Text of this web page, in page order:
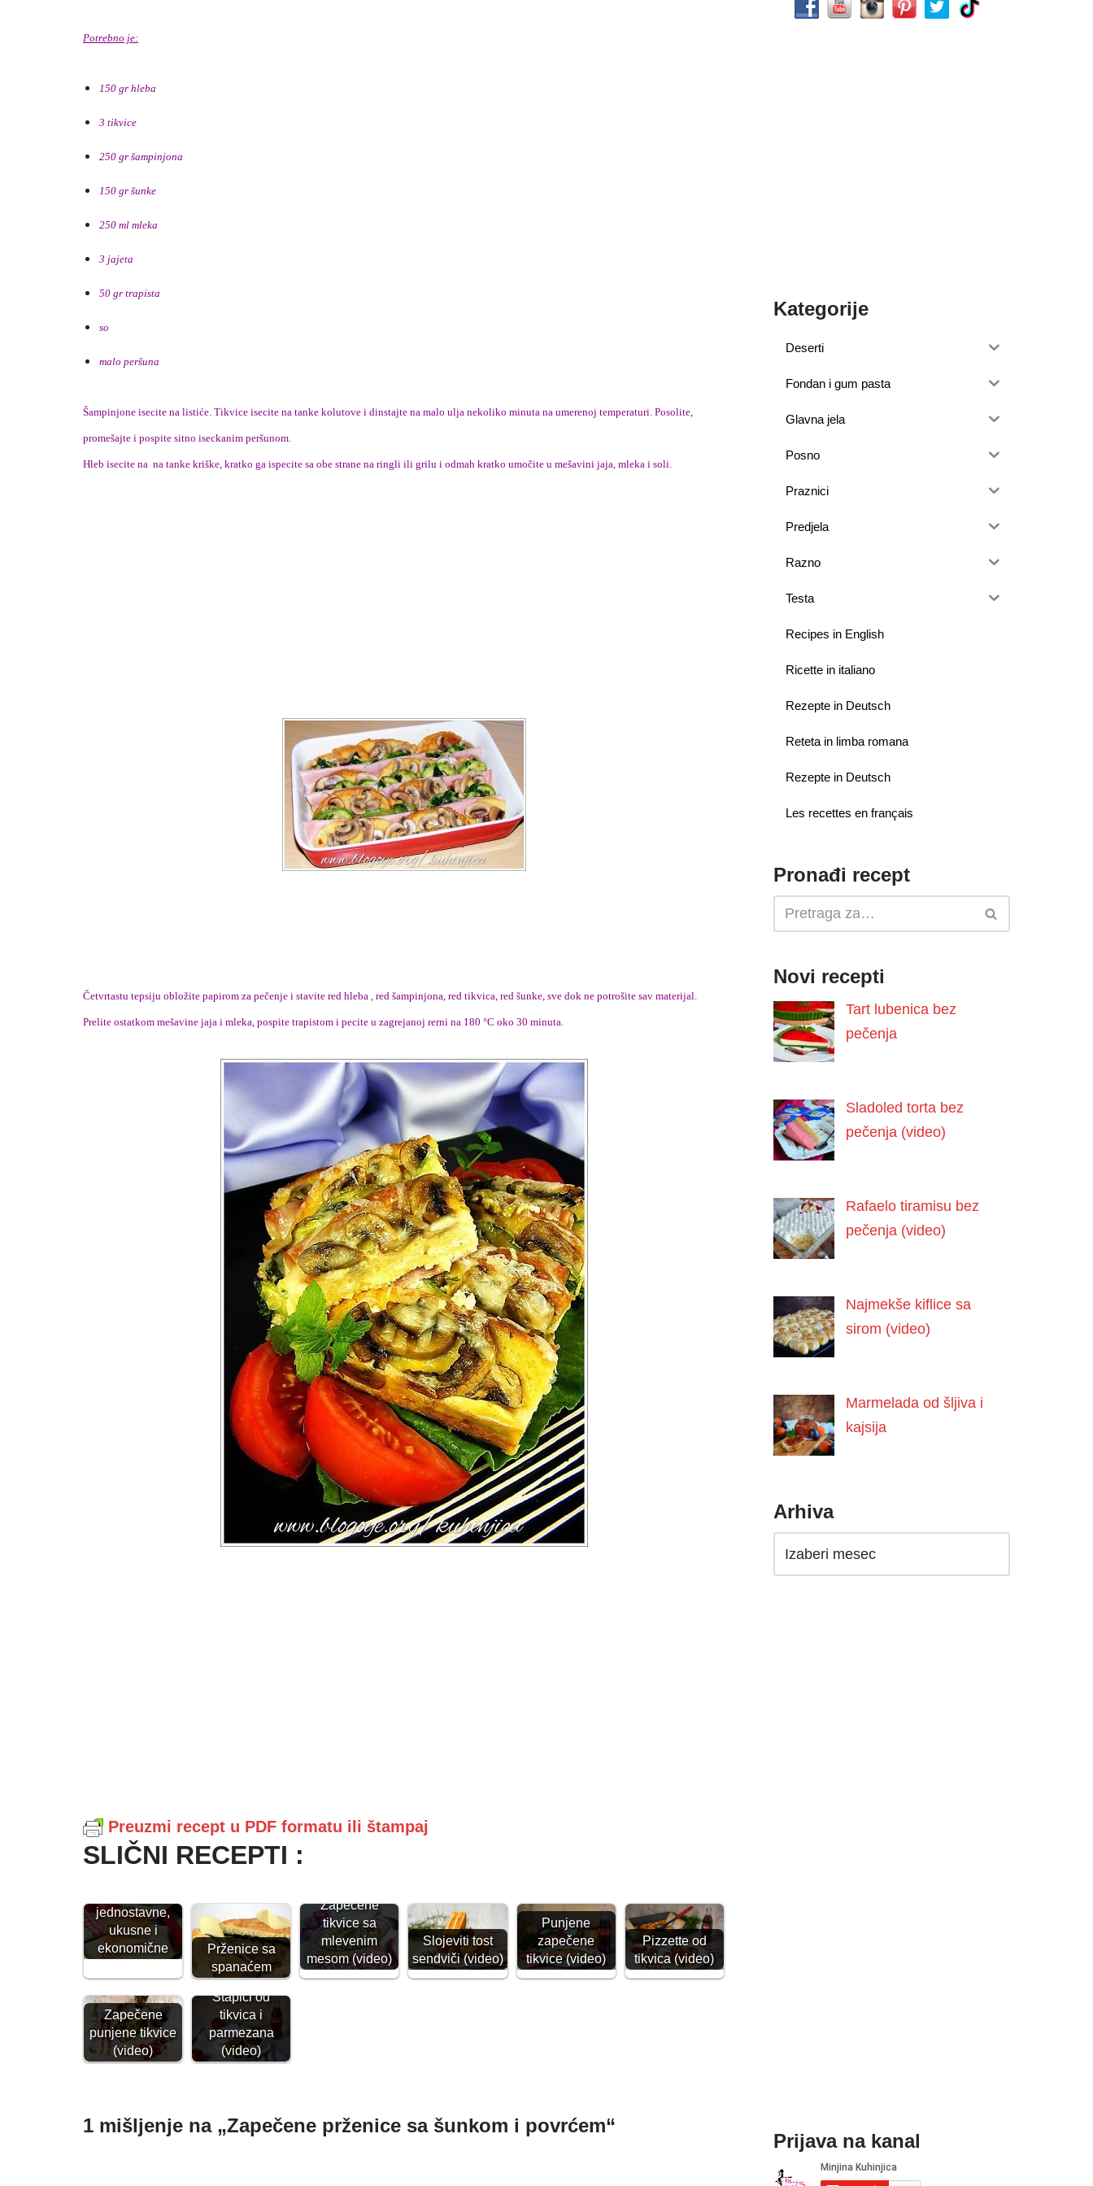
Potrebno je:
150 gr hleba
3 tikvice
250 gr šampinjona
150 gr šunke
250 ml mleka
3 jajeta
50 gr trapista
so
malo peršuna
Šampinjone isecite na listiće. Tikvice isecite na tanke kolutove i dinstajte na malo ulja nekoliko minuta na umerenoj temperaturi. Posolite,
promešajte i pospite sitno iseckanim peršunom.
Hleb isecite na na tanke kriške, kratko ga ispecite sa obe strane na ringli ili grilu i odmah kratko umočite u mešavini jaja, mleka i soli.
Četvrtastu tepsiju obložite papirom za pečenje i stavite red hleba , red šampinjona, red tikvica, red šunke, sve dok ne potrošite sav materijal.
Prelite ostatkom mešavine jaja i mleka, pospite trapistom i pecite u zagrejanoj rerni na 180 °C oko 30 minuta.
Preuzmi recept u PDF formatu ili štampaj
SLIČNI RECEPTI :
jednostavne,
ukusne i
ekonomične
Prženice sa
spanaćem
Zapečene
tikvice sa
mlevenim
mesom (video)
Slojeviti tost
sendviči (video)
Punjene
zapečene
tikvice (video)
Pizzette od
tikvica (video)
Zapečene
punjene tikvice
(video)
Štapići od
tikvica i
parmezana
(video)
1 mišljenje na „Zapečene prženice sa šunkom i povrćem“
Kategorije
Deserti
Fondan i gum pasta
Glavna jela
Posno
Praznici
Predjela
Razno
Testa
Recipes in English
Ricette in italiano
Rezepte in Deutsch
Reteta in limba romana
Rezepte in Deutsch
Les recettes en français
Pronađi recept
Novi recepti
Tart lubenica bez
pečenja
Sladoled torta bez
pečenja (video)
Rafaelo tiramisu bez
pečenja (video)
Najmekše kiflice sa
sirom (video)
Marmelada od šljiva i
kajsija
Arhiva
Prijava na kanal